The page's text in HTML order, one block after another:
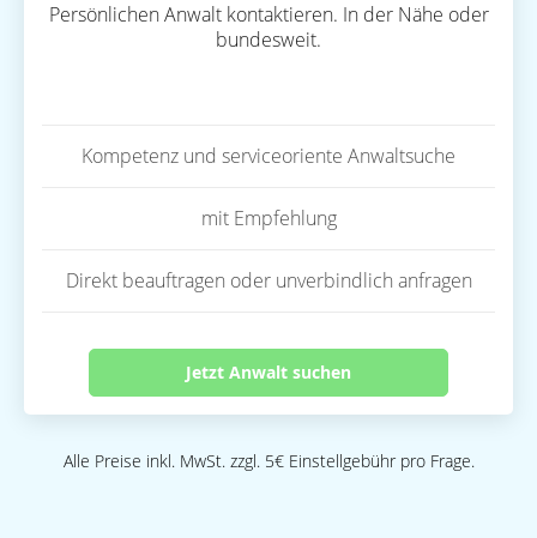
Persönlichen Anwalt kontaktieren. In der Nähe oder
bundesweit.
Kompetenz und serviceoriente Anwaltsuche
mit Empfehlung
Direkt beauftragen oder unverbindlich anfragen
Jetzt Anwalt suchen
Alle Preise inkl. MwSt. zzgl. 5€ Einstellgebühr pro Frage.